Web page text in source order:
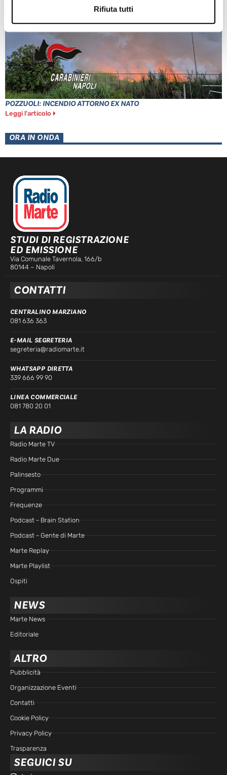
Rifiuta tutti
POZZUOLI: INCENDIO ATTORNO EX NATO
Leggi l'articolo
ORA IN ONDA
STUDI DI REGISTRAZIONE
ED EMISSIONE
Via Comunale Tavernola, 166/b
80144 – Napoli
CONTATTI
CENTRALINO MARZIANO
081 636 363
E-MAIL SEGRETERIA
segreteria@radiomarte.it
WHATSAPP DIRETTA
339 666 99 90
LINEA COMMERCIALE
081 780 20 01
LA RADIO
Radio Marte TV
Radio Marte Due
Palinsesto
Programmi
Frequenze
Podcast - Brain Station
Podcast - Gente di Marte
Marte Replay
Marte Playlist
Ospiti
NEWS
Marte News
Editoriale
ALTRO
Pubblicità
Organizzazione Eventi
Contatti
Cookie Policy
Privacy Policy
Trasparenza
SEGUICI SU